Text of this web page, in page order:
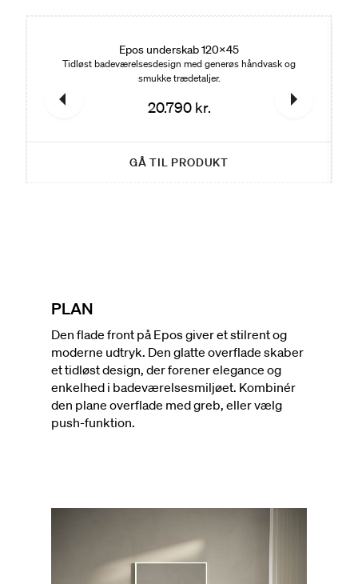
Epos underskab 120x45
Tidløst badeværelsesdesign med generøs håndvask og
smukke trædetaljer.
20.790 kr.
GÅ TIL PRODUKT
PLAN
Den flade front på Epos giver et stilrent og
moderne udtryk. Den glatte overflade skaber
et tidløst design, der forener elegance og
enkelhed i badeværelsesmiljøet. Kombinér
den plane overflade med greb, eller vælg
push-funktion.